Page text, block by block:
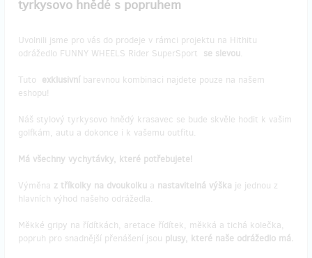
tyrkysovo hnědé s popruhem
Uvolnili jsme pro vás do prodeje v rámci projektu na Hithitu
odrážedlo FUNNY WHEELS Rider SuperSport se slevou.
Tuto exklusivní barevnou kombinaci najdete pouze na našem
eshopu!
Náš stylový tyrkysovo hnědý krasavec se bude skvěle hodit k vašim
golfkám, autu a dokonce i k vašemu outfitu.
Má všechny vychytávky, které potřebujete!
Výměna z tříkolky na dvoukolku a nastavitelná výška je jednou z
hlavních výhod našeho odrážedla.
Měkké gripy na řídítkách, aretace řídítek, měkká a tichá kolečka,
popruh pro snadnější přenášení jsou plusy, které naše odrážedlo má.